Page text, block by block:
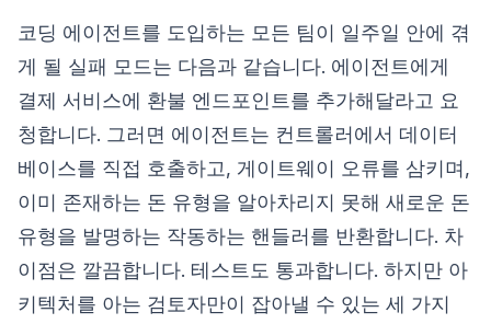
코딩 에이전트를 도입하는 모든 팀이 일주일 안에 겪
게 될 실패 모드는 다음과 같습니다. 에이전트에게
결제 서비스에 환불 엔드포인트를 추가해달라고 요
청합니다. 그러면 에이전트는 컨트롤러에서 데이터
베이스를 직접 호출하고, 게이트웨이 오류를 삼키며,
이미 존재하는 돈 유형을 알아차리지 못해 새로운 돈
유형을 발명하는 작동하는 핸들러를 반환합니다. 차
이점은 깔끔합니다. 테스트도 통과합니다. 하지만 아
키텍처를 아는 검토자만이 잡아낼 수 있는 세 가지